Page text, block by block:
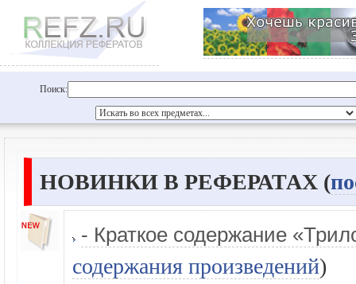
Поиск:
НОВИНКИ В РЕФЕРАТАХ (
- Краткое содержание
содержания произведений)